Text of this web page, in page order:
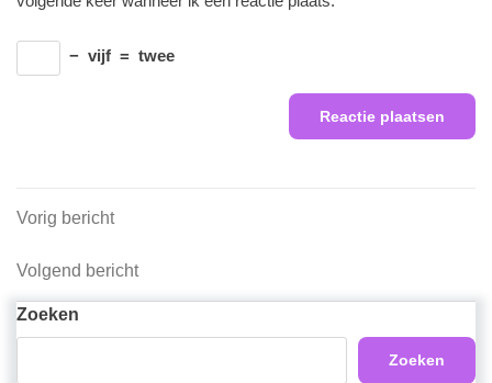
− vijf = twee
Berichtnavigatie
Vorig
Vorig bericht
Volgend
Volgend bericht
Zoeken
Zoeken